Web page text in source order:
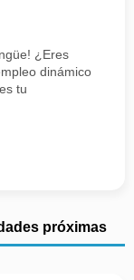
¿Eres
dinámico
tu
próximas